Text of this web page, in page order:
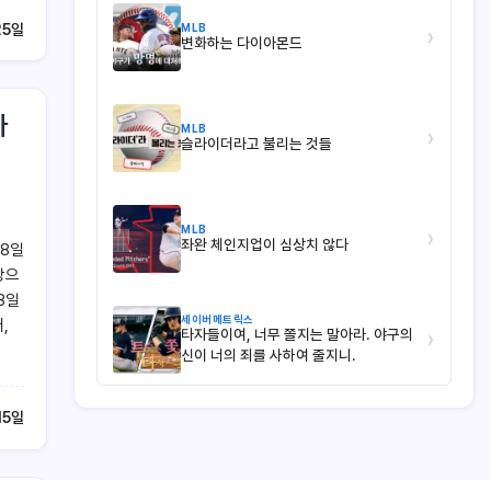
일
일
으
일
,
일
MLB
변화하는 다이아몬드 ›
MLB
슬라이더라고 불리는 것들 ›
MLB
좌완 체인지업이 심상치 않다 ›
세이버메트릭스
타자들이여, 너무 쫄지는 말아라. 야구의
신이 너의 죄를 사하여 줄지니.
›